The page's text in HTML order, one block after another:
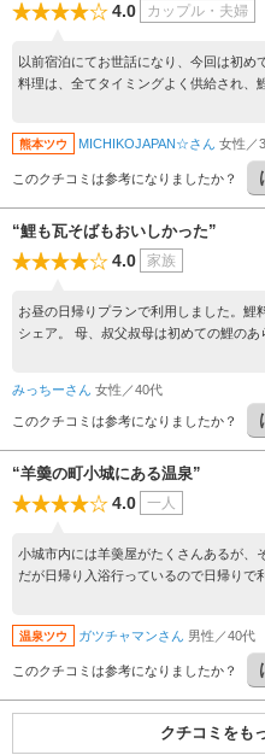
4.0 カップル・夫婦
以前宿泊にてお世話になり、今回は初め
料理は、全てタイミングよく供給され、
入浴出来ればと思います。 ありがとうご
熊本ツウ MICHIKOJAPAN☆さん 女性／
このクチコミは参考になりましたか？
“鯉も瓦そばもおいしかった”
4.0 家族
お昼の日帰りプランで利用しました。鯉
シェア。 母、叔父叔母は初めての鯉のあ
り状態で入れました。 旅館の方も愛嬌よ
みっちーさん 女性／40代
このクチコミは参考になりましたか？
“羊羮の町小城にある温泉”
4.0 一人
小城市内には羊羮屋がたくさんあるが、
だが日帰り入浴行っているので日帰りで
温泉ツウ ガツチャマンさん 男性／40代
このクチコミは参考になりましたか？
クチコミをも